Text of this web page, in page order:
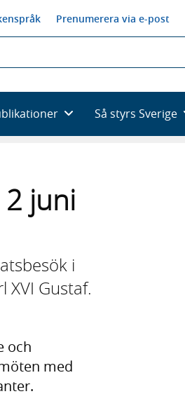
Prenumerera via e-post
Så styrs Sverige
juni
i
XVI Gustaf.
och
med